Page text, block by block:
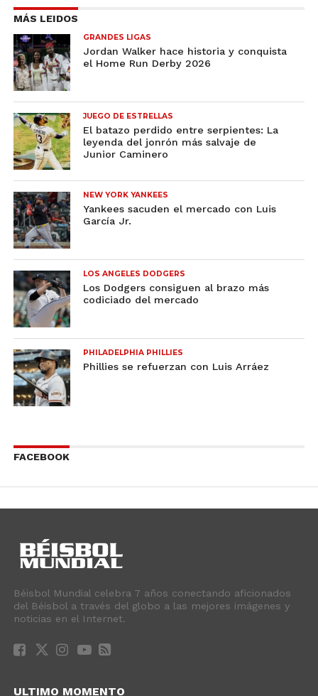
MÁS LEIDOS
GRANDES LIGAS
Jordan Walker hace historia y conquista
el Home Run Derby 2026
JUEGO DE ESTRELLAS
El batazo perdido entre serpientes: La
leyenda del jonrón más salvaje de
Junior Caminero
NEW YORK YANKEES
Yankees sacuden el mercado con Luis
García Jr.
LOS ANGELES DODGERS
Los Dodgers consiguen al brazo más
codiciado del mercado
PHILADELPHIA PHILLIES
Phillies se refuerzan con Luis Arráez
FACEBOOK
Béisbol Mundial celebra 7 años conectando aficionados
del Béisbol a través del globo a las mejores imágenes y
noticias en el Internet.
ULTIMO MOMENTO